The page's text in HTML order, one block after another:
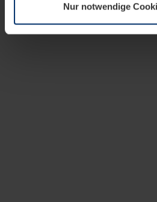
Datenschutzerklärungunserer
widerrufen.
Nur notwendige